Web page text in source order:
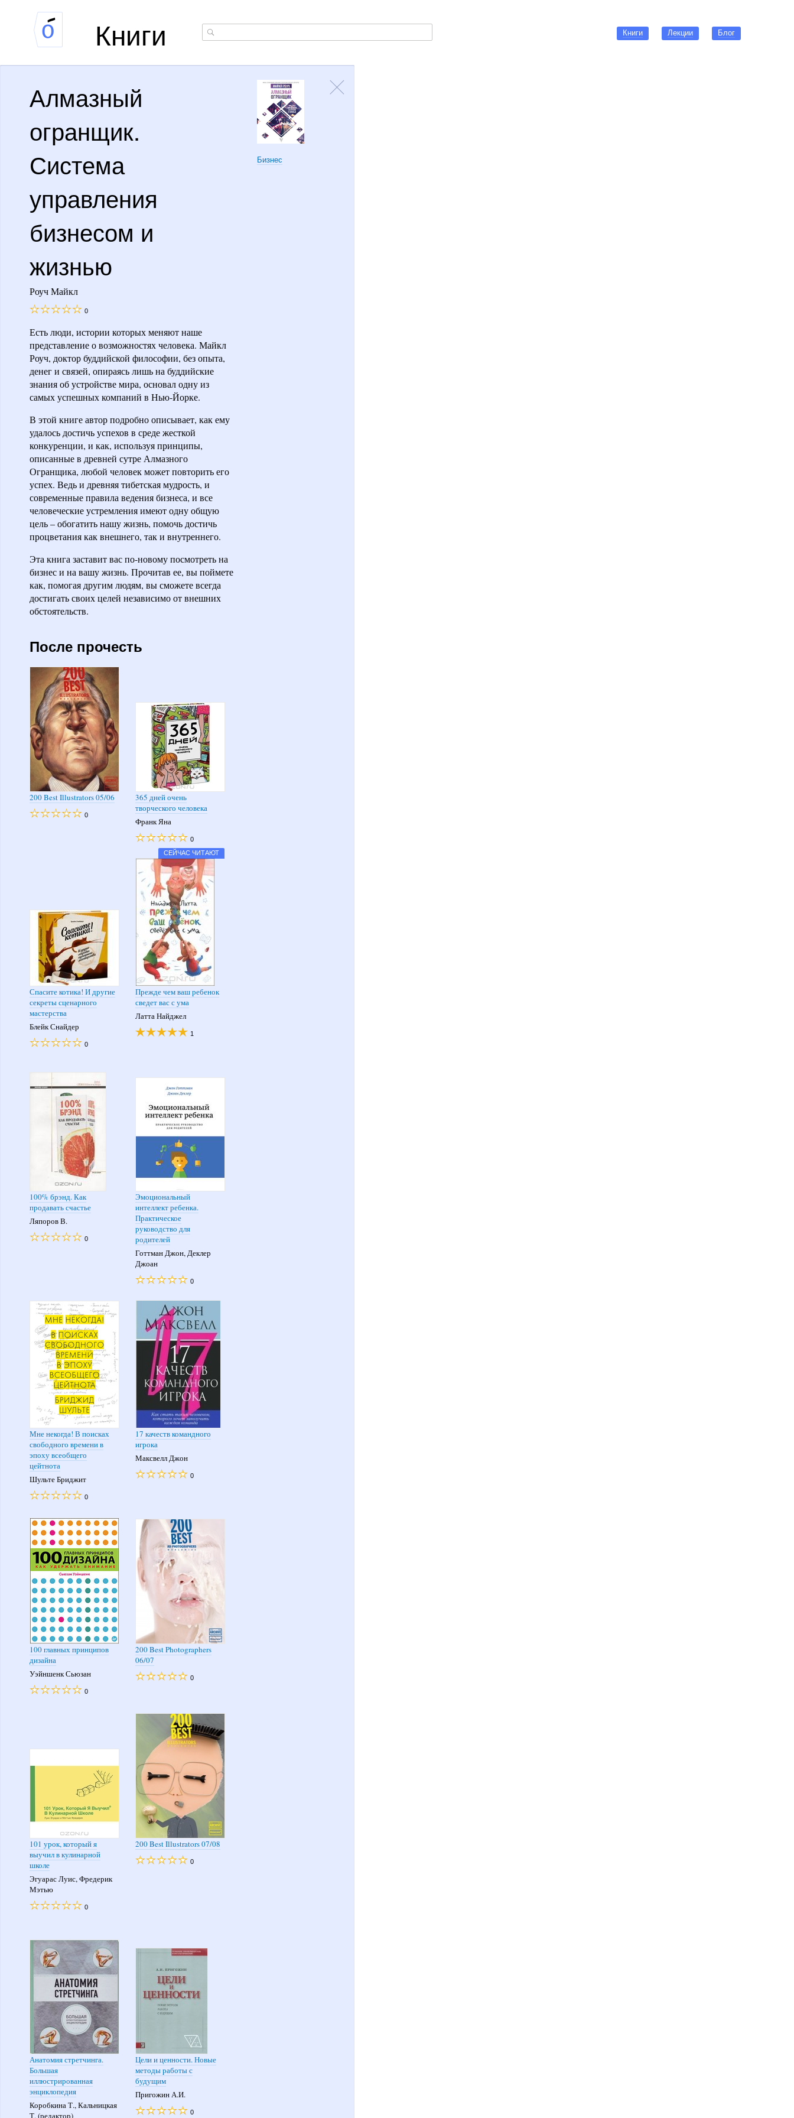
Книги Лекции Блог
Книги
Бизнес
Алмазный
огранщик.
Система
управления
бизнесом и
жизнью
Роуч Майкл
0
Есть люди, истории которых меняют наше
представление о возможностях человека. Майкл
Роуч, доктор буддийской философии, без опыта,
денег и связей, опираясь лишь на буддийские
знания об устройстве мира, основал одну из
самых успешных компаний в Нью-Йорке.
В этой книге автор подробно описывает, как ему
удалось достичь успехов в среде жесткой
конкуренции, и как, используя принципы,
описанные в древней сутре Алмазного
Огранщика, любой человек может повторить его
успех. Ведь и древняя тибетская мудрость, и
современные правила ведения бизнеса, и все
человеческие устремления имеют одну общую
цель – обогатить нашу жизнь, помочь достичь
процветания как внешнего, так и внутреннего.
Эта книга заставит вас по-новому посмотреть на
бизнес и на вашу жизнь. Прочитав ее, вы поймете
как, помогая другим людям, вы сможете всегда
достигать своих целей независимо от внешних
обстоятельств.
После прочесть
200 Best Illustrators 05/06
0
365 дней очень
творческого человека
Франк Яна
0
Спасите котика! И другие
секреты сценарного
мастерства
Блейк Снайдер
0
СЕЙЧАС ЧИТАЮТ
Прежде чем ваш ребенок
сведет вас с ума
Латта Найджел
1
100% брэнд. Как
продавать счастье
Ляпоров В.
0
Эмоциональный
интеллект ребенка.
Практическое
руководство для
родителей
Готтман Джон, Деклер
Джоан
0
Мне некогда! В поисках
свободного времени в
эпоху всеобщего
цейтнота
Шульте Бриджит
0
17 качеств командного
игрока
Максвелл Джон
0
100 главных принципов
дизайна
Уэйншенк Сьюзан
0
200 Best Photographers
06/07
0
101 урок, который я
выучил в кулинарной
школе
Эгуарас Луис, Фредерик
Мэтью
0
200 Best Illustrators 07/08
0
Анатомия стретчинга.
Большая
иллюстрированная
энциклопедия
Коробкина Т., Кальницкая
Т. (редактор)
Цели и ценности. Новые
методы работы с
будущим
Пригожин А.И.
0